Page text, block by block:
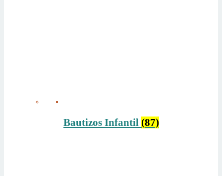
Bautizos Infantil (87)